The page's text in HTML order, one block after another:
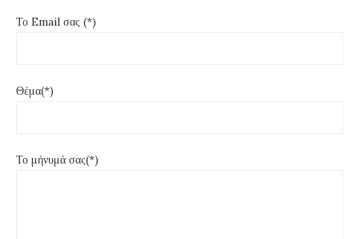
Το Email σας (*)
Θέμα(*)
Το μήνυμά σας(*)